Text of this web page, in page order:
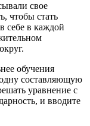
свое
чтобы стать
себе в каждой
обучения
одну составляющую
уравнение с
и вводите